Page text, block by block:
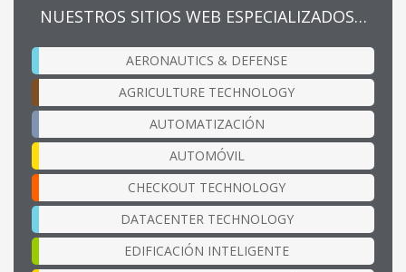
NUESTROS SITIOS WEB ESPECIALIZADOS…
AERONAUTICS & DEFENSE
AGRICULTURE TECHNOLOGY
AUTOMATIZACIÓN
AUTOMÓVIL
CHECKOUT TECHNOLOGY
DATACENTER TECHNOLOGY
EDIFICACIÓN INTELIGENTE